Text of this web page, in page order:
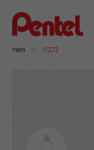
Hem C272